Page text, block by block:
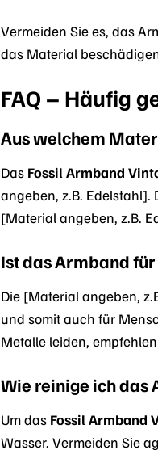
Vermeiden Sie es, das
das Material
FAQ – Häufig
Aus welchem
Das Fossil Armband
angeben, z.B.
[Material angeben, z.B.
Ist das Armband
Die [Material angeben,
und somit auch für
Metalle leiden,
Wie reinige ich das
Um das Fossil Armband
Wasser. Vermeiden Sie